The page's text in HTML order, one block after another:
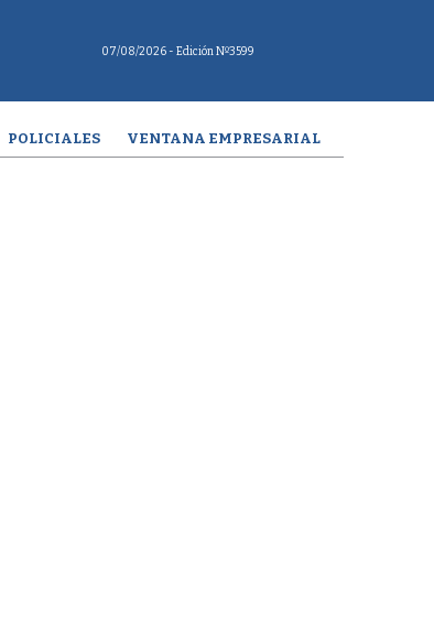
07/08/2026 - Edición Nº3599
POLICIALES VENTANA EMPRESARIAL